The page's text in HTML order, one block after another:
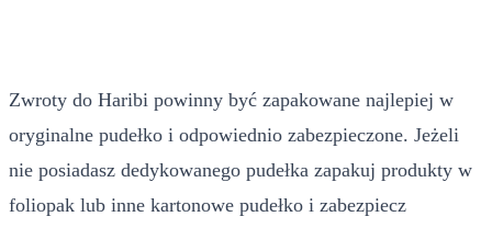
Zwroty do Haribi powinny być zapakowane najlepiej w
oryginalne pudełko i odpowiednio zabezpieczone. Jeżeli
nie posiadasz dedykowanego pudełka zapakuj produkty w
foliopak lub inne kartonowe pudełko i zabezpiecz